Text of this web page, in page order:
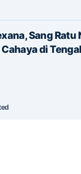
and e-mail in this
Sang Ratu
di